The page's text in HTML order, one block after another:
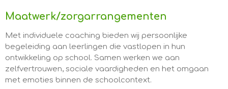
Maatwerk/zorgarrangementen
Met individuele coaching bieden wij persoonlijke
begeleiding aan leerlingen die vastlopen in hun
ontwikkeling op school. Samen werken we aan
zelfvertrouwen, sociale vaardigheden en het omgaan
met emoties binnen de schoolcontext.